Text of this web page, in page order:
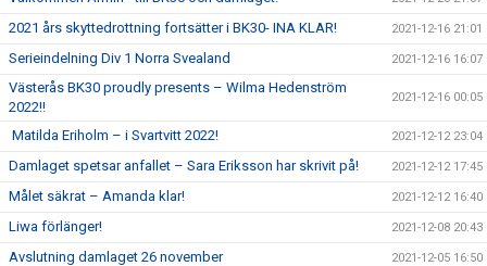
2021 års skyttedrottning fortsätter i BK30- INA KLAR! 2021-12-16 21:01
Serieindelning Div 1 Norra Svealand 2021-12-16 16:07
Västerås BK30 proudly presents – Wilma Hedenström
2022!!
2021-12-16 00:05
Matilda Eriholm – i Svartvitt 2022! 2021-12-12 23:04
Damlaget spetsar anfallet – Sara Eriksson har skrivit på! 2021-12-12 17:45
Målet säkrat – Amanda klar! 2021-12-12 16:40
Liwa förlänger! 2021-12-08 20:43
Avslutning damlaget 26 november 2021-12-05 16:50